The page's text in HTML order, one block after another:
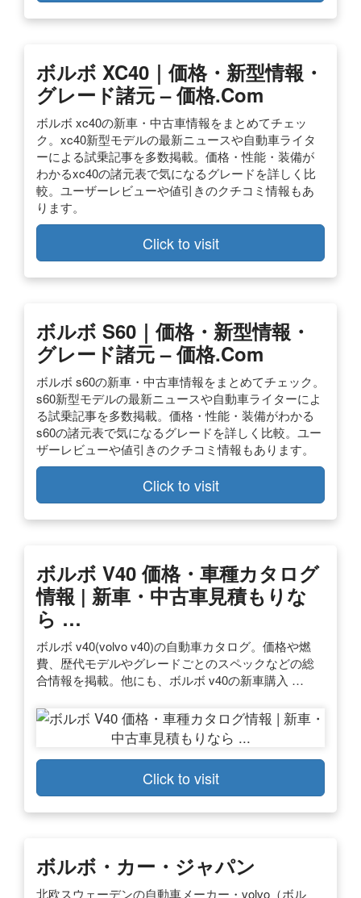
ボルボ XC40｜価格・新型情報・
グレード諸元 – 価格.com
ボルボ xc40の新車・中古車情報をまとめてチェッ
ク。xc40新型モデルの最新ニュースや自動車ライタ
ーによる試乗記事を多数掲載。価格・性能・装備が
わかるxc40の諸元表で気になるグレードを詳しく比
較。ユーザーレビューや値引きのクチコミ情報もあ
ります。
Click to visit
ボルボ S60｜価格・新型情報・
グレード諸元 – 価格.com
ボルボ s60の新車・中古車情報をまとめてチェック。
s60新型モデルの最新ニュースや自動車ライターによ
る試乗記事を多数掲載。価格・性能・装備がわかる
s60の諸元表で気になるグレードを詳しく比較。ユー
ザーレビューや値引きのクチコミ情報もあります。
Click to visit
ボルボ V40 価格・車種カタログ
情報 | 新車・中古車見積もりな
ら …
ボルボ v40(volvo v40)の自動車カタログ。価格や燃
費、歴代モデルやグレードごとのスペックなどの総
合情報を掲載。他にも、ボルボ v40の新車購入 …
Click to visit
ボルボ・カー・ジャパン
北欧スウェーデンの自動車メーカー・volvo（ボル